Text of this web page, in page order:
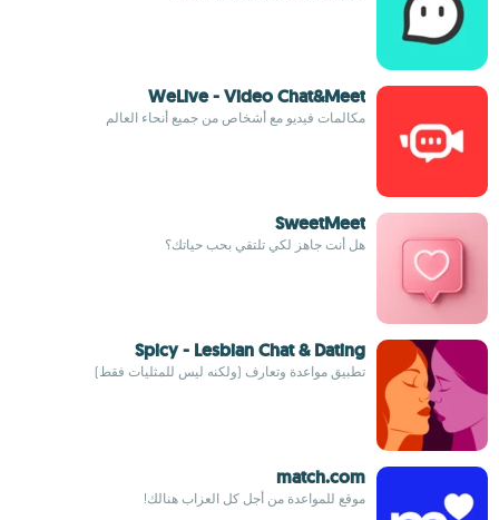
WeLive - Video Chat&Meet
مكالمات فيديو مع أشخاص من جميع أنحاء العالم
SweetMeet
هل أنت جاهز لكي تلتقي بحب حياتك؟
Spicy - Lesbian Chat & Dating
تطبيق مواعدة وتعارف (ولكنه ليس للمثليات فقط)
match.com
موقع للمواعدة من أجل كل العزاب هنالك!